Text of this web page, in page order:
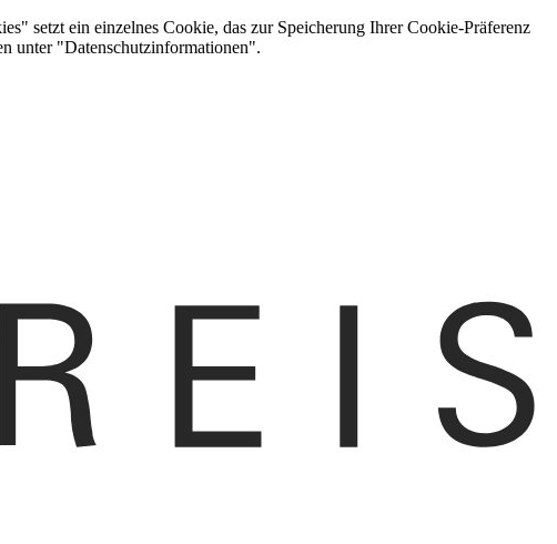
setzt ein einzelnes Cookie, das zur Speicherung Ihrer Cookie-Präferenz
unter "Datenschutzinformationen".